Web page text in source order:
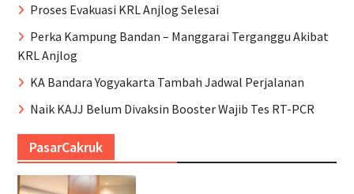
Proses Evakuasi KRL Anjlog Selesai
Perka Kampung Bandan – Manggarai Terganggu Akibat
KRL Anjlog
KA Bandara Yogyakarta Tambah Jadwal Perjalanan
Naik KAJJ Belum Divaksin Booster Wajib Tes RT-PCR
PasarCakruk